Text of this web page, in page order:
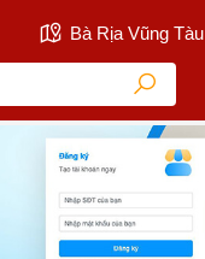
Bà Rịa Vũng Tàu